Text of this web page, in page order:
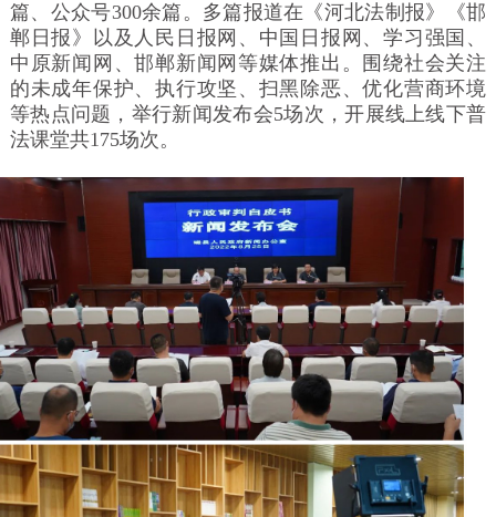
篇、公众号300余篇。多篇报道在《河北法制报》《邯
郸日报》以及人民日报网、中国日报网、学习强国、
中原新闻网、邯郸新闻网等媒体推出。围绕社会关注
的未成年保护、执行攻坚、扫黑除恶、优化营商环境
等热点问题，举行新闻发布会5场次，开展线上线下普
法课堂共175场次。